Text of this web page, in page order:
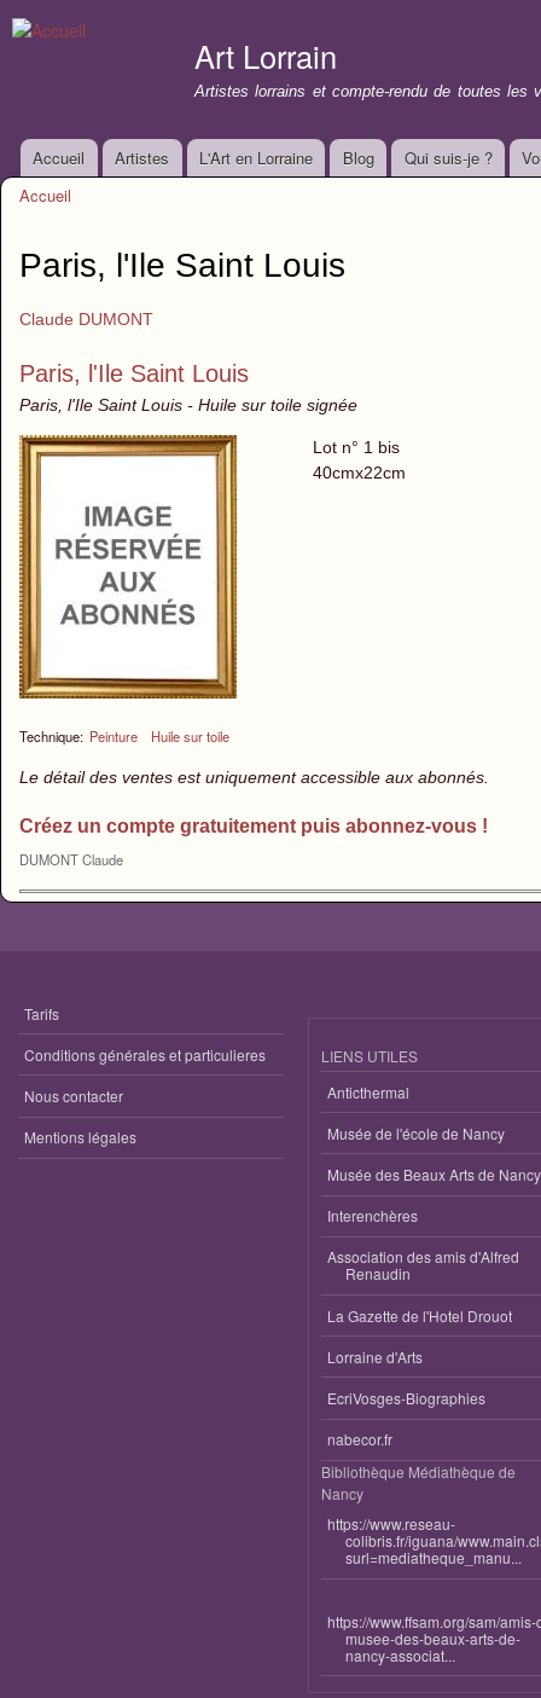
Art Lorrain
Artistes lorrains et compte-rendu de toutes les
Menu principal
Accueil Artistes L'Art en Lorraine Blog Qui suis-je ?
Accueil
Paris, l'Ile Saint Louis
Claude DUMONT
Paris, l'Ile Saint Louis
Paris, l'Ile Saint Louis - Huile sur toile signée
Technique: Peinture Huile sur toile
Lot n° 1 bis
40cmx22cm
Le détail des ventes est uniquement accessible aux abonnés.
Créez un compte gratuitement puis abonnez-vous !
DUMONT Claude
Tarifs
Conditions générales et particulieres
Nous contacter
Mentions légales
LIENS UTILES
Anticthermal
Musée de l'école de Nancy
Musée des Beaux Arts de Nancy
Interenchères
Association des amis d'Alfred
Renaudin
La Gazette de l'Hotel Drouot
Lorraine d'Arts
EcriVosges-Biographies
nabecor.fr
Bibliothèque Médiathèque de
Nancy
https://www.reseau-
colibris.fr/iguana/
surl=mediatheque_manu...
https://www.ffsam.org/sam/amis-
musee-des-beaux-arts-de-
nancy-associat...